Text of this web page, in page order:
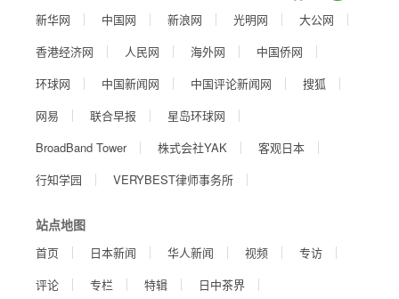
新华网 中国网 新浪网 光明网
大公网
香港经济网
人民网 海外网
中国侨网
环球网
中国新闻网 中国评论新闻网
搜狐
网易
联合早报
星岛环球网
BroadBand Tower
株式会社YAK
客观日本
行知学园
VERYBEST律师事务所
站点地图
首页 日本新闻 华人新闻 视频
专访
评论
专栏 特辑
日中茶界